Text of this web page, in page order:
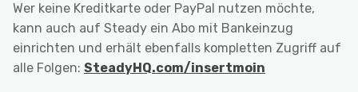
Wer keine Kreditkarte oder PayPal nutzen möchte,
kann auch auf Steady ein Abo mit Bankeinzug
einrichten und erhält ebenfalls kompletten Zugriff auf
alle Folgen: SteadyHQ.com/insertmoin